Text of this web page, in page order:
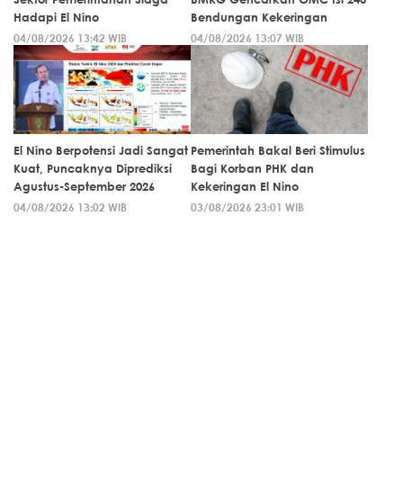
Hadapi El Nino
04/08/2026 13:42 WIB
Bendungan Kekeringan
04/08/2026 13:07 WIB
El Nino Berpotensi Jadi Sangat
Kuat, Puncaknya Diprediksi
Agustus-September 2026
04/08/2026 13:02 WIB
Pemerintah Bakal Beri Stimulus
Bagi Korban PHK dan
Kekeringan El Nino
03/08/2026 23:01 WIB